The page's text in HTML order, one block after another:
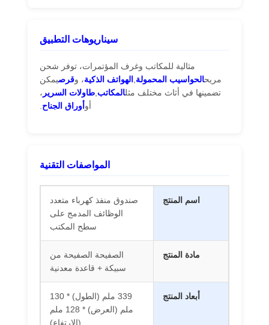
جولة في
ضبط الجودة اتصل بنا أخبار
جميع القضايا Blog نتحدث الآن
مصدر الطاقة القابل للاستقبال
مربع المقابس المنبثقة
سيناريوهات التطبيق
مثالية للمكاتب وغرف المؤتمرات، توفر شحن
مريحالحواسيب المحمولة الهواتف الذكية، وقرصيمكن
تضمينها في أثاث مختلف مثلالمكاتب ,طاولات السرير ،
أو أوراق الجناح
المواصفات التقنية
اسم المنتج
صندوق منفذ كهرباء متعدد
الوظائف المدمج على
سطح المكتب
مادة المنتج
الصفيحة الصفيحة من
سبيكة + قاعدة معدنية
أبعاد المنتج
339 ملم (الطول) * 130
ملم (العرض) * 128 ملم
(الارتفاع)